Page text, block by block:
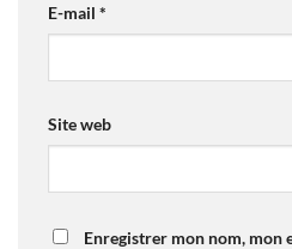
E-mail *
Site web
Enregistrer mon nom, mon